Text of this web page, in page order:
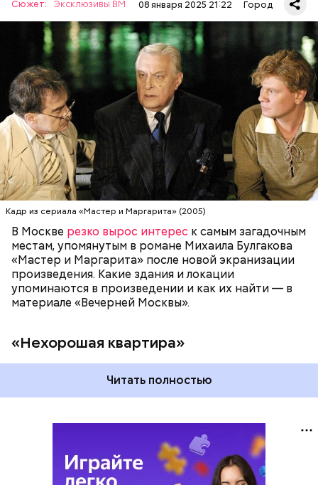
Сюжет: Эксклюзивы ВМ 08 января 2025 21:22 Город
Кадр из сериала «Мастер и Маргарита» (2005)
В Москве резко вырос интерес к самым загадочным
местам, упомянутым в романе Михаила Булгакова
«Мастер и Маргарита» после новой экранизации
произведения. Какие здания и локации
упоминаются в произведении и как их найти — в
материале «Вечерней Москвы».
«Нехорошая квартира»
Одно из культовых мест романа Булгакова «Мастер
и Маргарита» — это «нехорошая квартира» в доме
№ 50 302-Бис. Именно в ней проживал повелитель
сил тьмы Воланд. Настоящая «нехорошая
квартира» находится на улице Большой Садовой,
дом 10. В маленькой комнате в коммуналке жил и
работал Михаил Булгаков три года — с 1921-го по
1924-й. Он называл ее «гнусной комнатой в гнусном
доме», потому что в доме постоянно происходили
перебои с электричеством, протекал потолок, за
стенкой ругались соседи. Именно поэтому она
стала прототипом «нехорошей квартиры», где жил
Читать полностью
МОСКВА ПИСАТЕЛИ МИХАИЛ БУЛГАКОВ